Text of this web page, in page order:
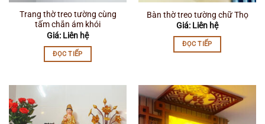
Trang thờ treo tường cùng
tấm chắn ám khói
Giá: Liên hệ
ĐỌC TIẾP
Bàn thờ treo tường chữ Thọ
Giá: Liên hệ
ĐỌC TIẾP